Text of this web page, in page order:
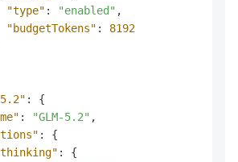
"type" : "enabled" ,
"budgetTokens" :
8192
:
{
: "GLM-5.2" ,
:
{
:
{